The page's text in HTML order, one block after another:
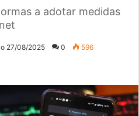
a adotar medidas
27/08/2025 0 596